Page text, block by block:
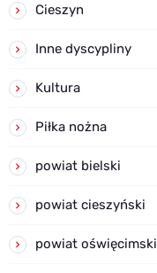
Cieszyn
Inne dyscypliny
Kultura
Piłka nożna
powiat bielski
powiat cieszyński
powiat oświęcimski